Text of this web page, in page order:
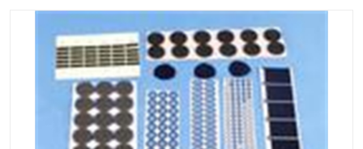
PORON泡棉 防火海绵
EVA珍珠棉异形 硅胶脚垫
佛橡胶泡棉